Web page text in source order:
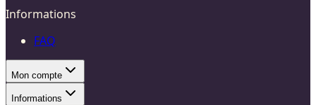
Informations
FAQ
Mon compte
Informations